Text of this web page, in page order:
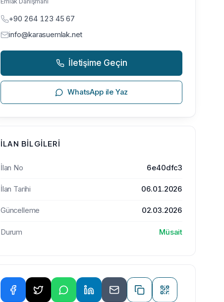
+90 264 123 45 67
info@karasuemlak.net
İletişime Geçin
WhatsApp ile Yaz
İLAN BILGILERI
İlan No 6e40dfc3
İlan Tarihi 06.01.2026
Güncelleme 02.03.2026
Durum Müsait